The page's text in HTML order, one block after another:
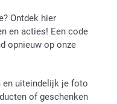
Ontdek hier
en acties! Een code
opnieuw op onze
en uiteindelijk je foto
of geschenken